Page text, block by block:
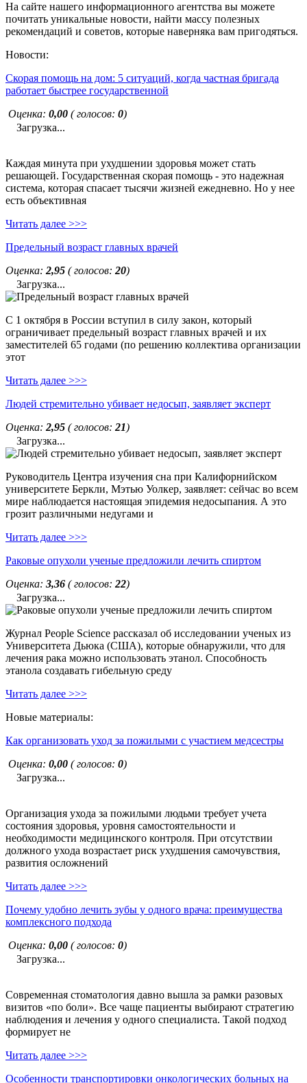
На сайте нашего информационного агентства вы можете
почитать уникальные новости, найти массу полезных
рекомендаций и советов, которые наверняка вам пригодяться.
Новости:
Скорая помощь на дом: 5 ситуаций, когда частная бригада
работает быстрее государственной
Оценка: 0,00 ( голосов: 0)
Загрузка...
Каждая минута при ухудшении здоровья может стать
решающей. Государственная скорая помощь - это надежная
система, которая спасает тысячи жизней ежедневно. Но у нее
есть объективная
Читать далее >>>
Предельный возраст главных врачей
Оценка: 2,95 ( голосов: 20)
Загрузка...
С 1 октября в России вступил в силу закон, который
ограничивает предельный возраст главных врачей и их
заместителей 65 годами (по решению коллектива организации
этот
Читать далее >>>
Людей стремительно убивает недосып, заявляет эксперт
Оценка: 2,95 ( голосов: 21)
Загрузка...
Руководитель Центра изучения сна при Калифорнийском
университете Беркли, Мэтью Уолкер, заявляет: сейчас во всем
мире наблюдается настоящая эпидемия недосыпания. А это
грозит различными недугами и
Читать далее >>>
Раковые опухоли ученые предложили лечить спиртом
Оценка: 3,36 ( голосов: 22)
Загрузка...
Журнал People Science рассказал об исследовании ученых из
Университета Дьюка (США), которые обнаружили, что для
лечения рака можно использовать этанол. Способность
этанола создавать гибельную среду
Читать далее >>>
Новые материалы:
Как организовать уход за пожилыми с участием медсестры
Оценка: 0,00 ( голосов: 0)
Загрузка...
Организация ухода за пожилыми людьми требует учета
состояния здоровья, уровня самостоятельности и
необходимости медицинского контроля. При отсутствии
должного ухода возрастает риск ухудшения самочувствия,
развития осложнений
Читать далее >>>
Почему удобно лечить зубы у одного врача: преимущества
комплексного подхода
Оценка: 0,00 ( голосов: 0)
Загрузка...
Современная стоматология давно вышла за рамки разовых
визитов «по боли». Все чаще пациенты выбирают стратегию
наблюдения и лечения у одного специалиста. Такой подход
формирует не
Читать далее >>>
Особенности транспортировки онкологических больных на